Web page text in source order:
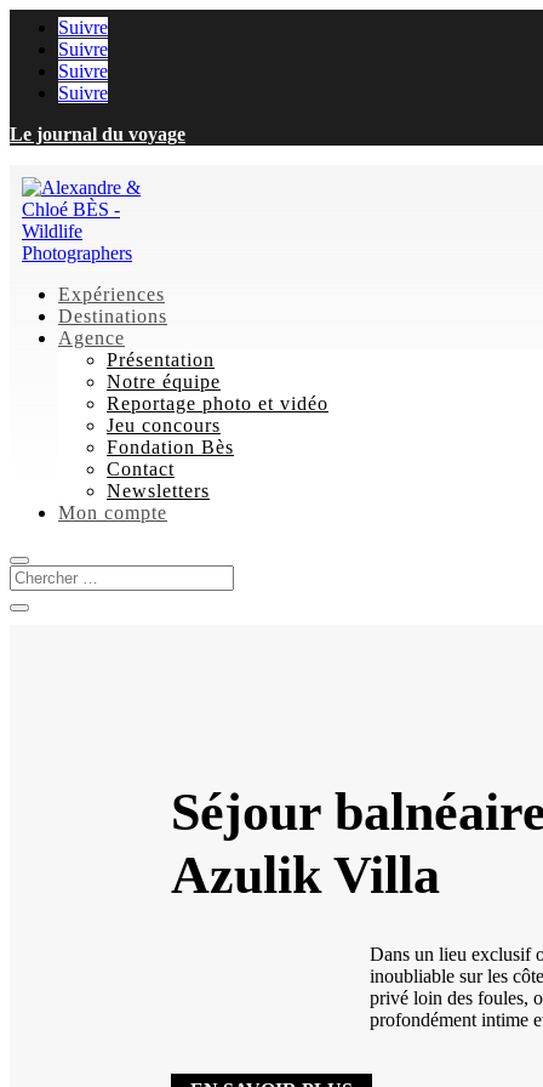
Suivre
Suivre
Suivre
Suivre
Le journal du voyage
Expériences
Destinations
Agence
Présentation
Notre équipe
Reportage photo et vidéo
Jeu concours
Fondation Bès
Contact
Newsletters
Mon compte
Séjour
Azulik Villa
Dans un lieu exclusif
inoubliable sur les
privé loin des foules,
profondément intime